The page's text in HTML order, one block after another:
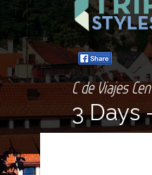
C de Viajes
3 Days